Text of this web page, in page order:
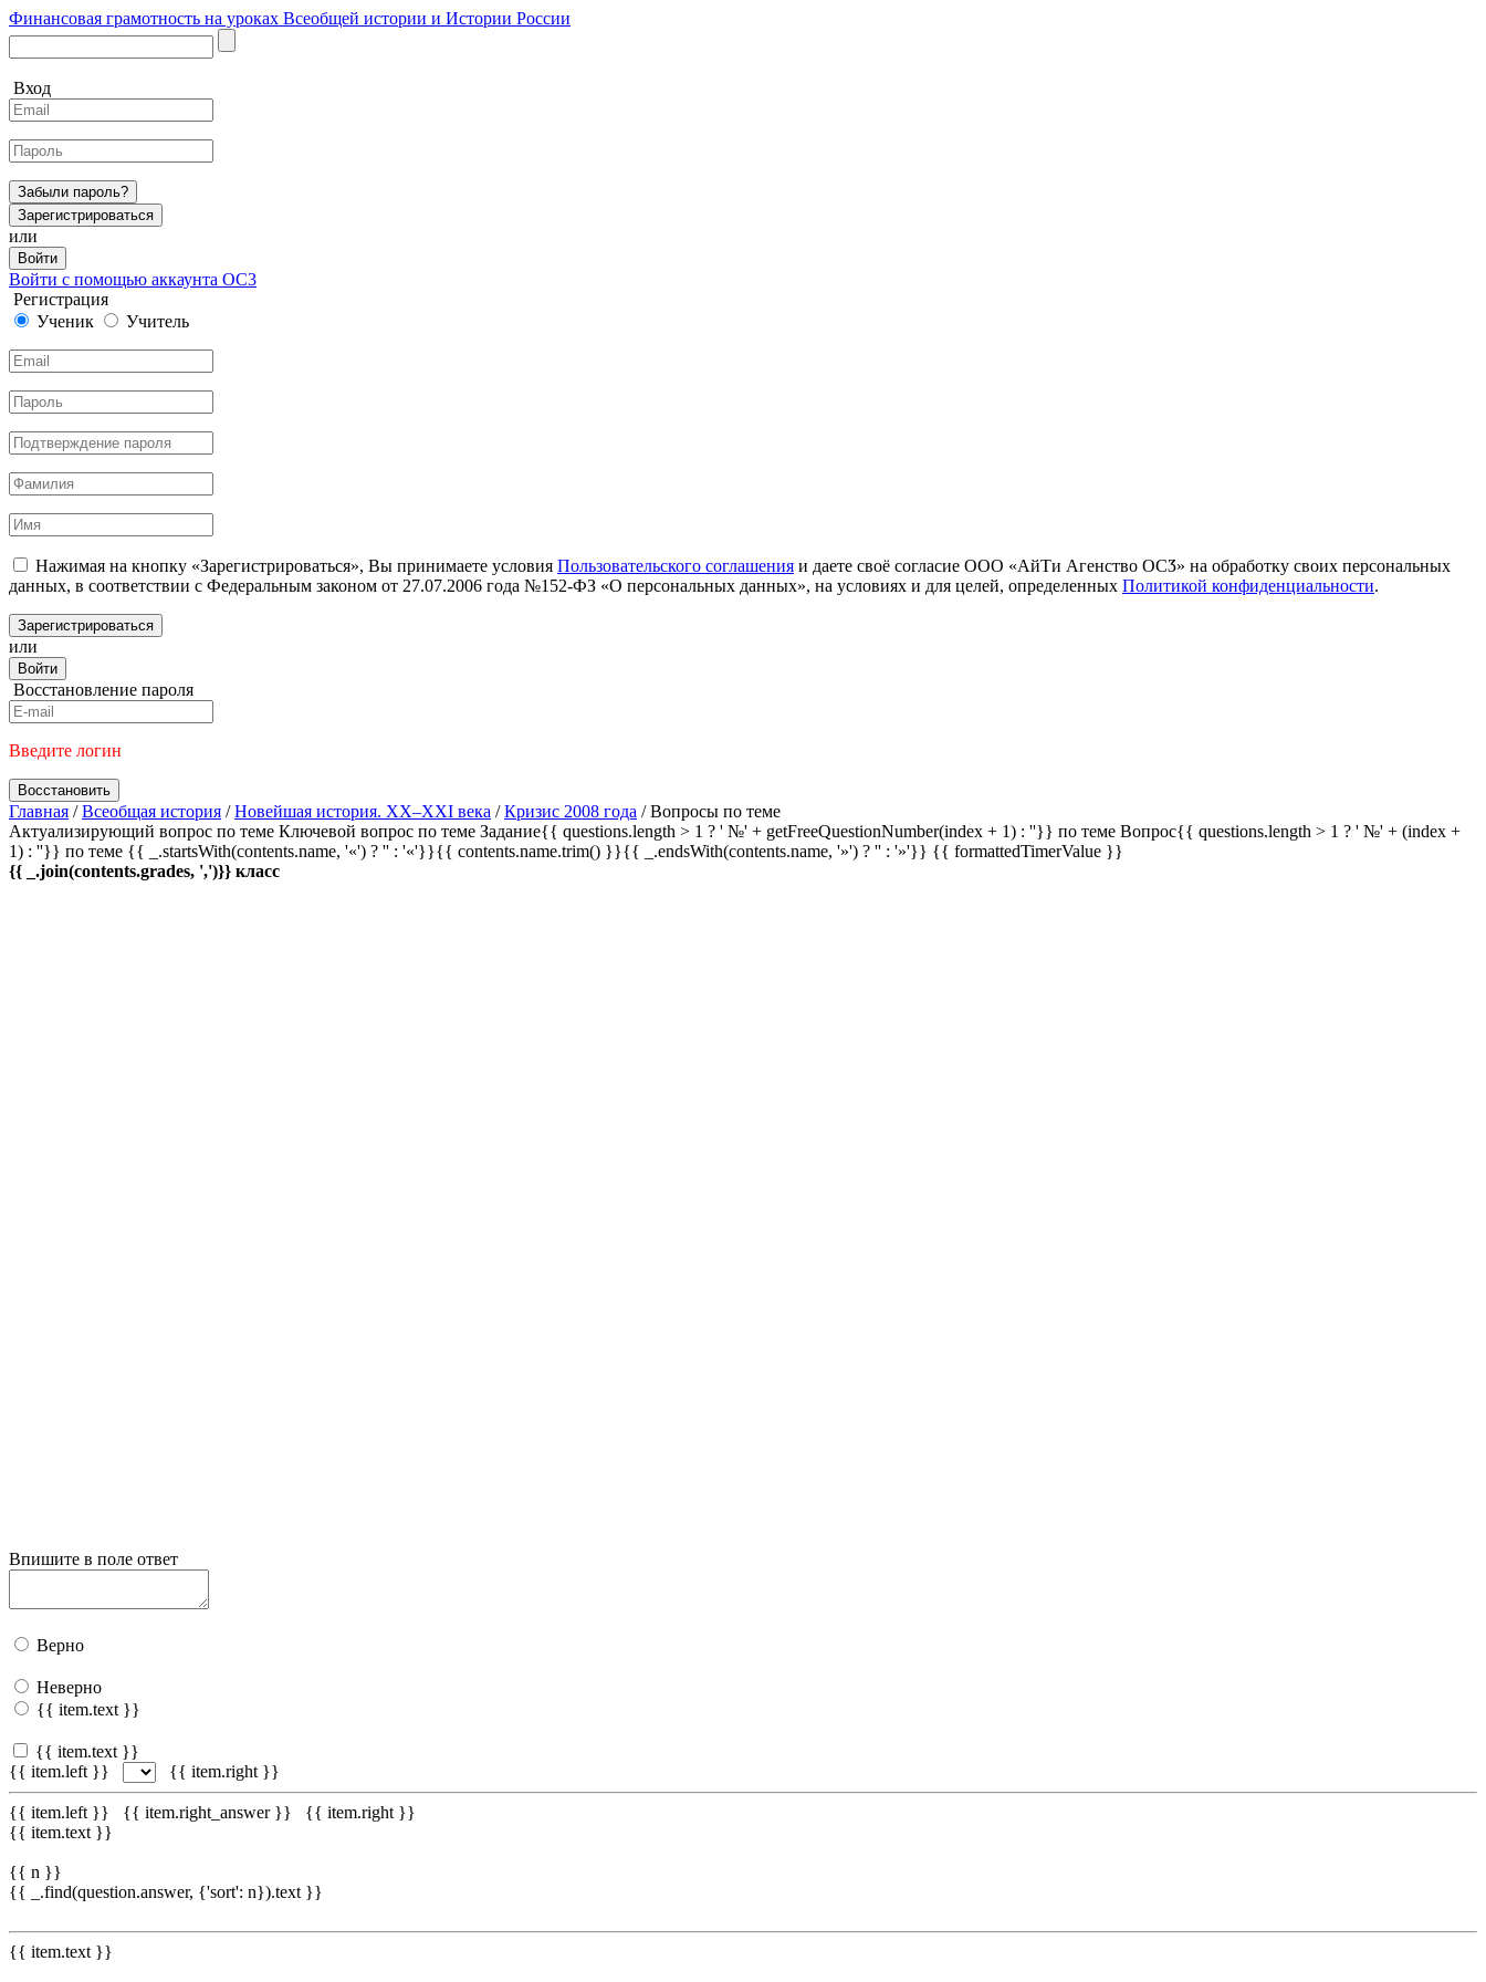
Финансовая грамотность на уроках Всеобщей истории и Истории России
Вход
Забыли пароль?
Зарегистрироваться
или
Войти
Войти с помощью аккаунта ОС3
Регистрация
Ученик
Учитель
Нажимая на кнопку «Зарегистрироваться», Вы принимаете условия Пользовательского соглашения и даете своё согласие ООО «АйТи Агенство ОСӠ» на обработку своих персональных
данных, в соответствии с Федеральным законом от 27.07.2006 года №152-ФЗ «О персональных данных», на условиях и для целей, определенных Политикой конфиденциальности.
Зарегистрироваться
или
Войти
Восстановление пароля
Введите логин
Восстановить
Главная / Всеобщая история / Новейшая история. XX–XXI века / Кризис 2008 года / Вопросы по теме
Актуализирующий вопрос по теме Ключевой вопрос по теме Задание{{ questions.length > 1 ? ' №' + getFreeQuestionNumber(index + 1) : ''}} по теме Вопрос{{ questions.length > 1 ? ' №' + (index +
1) : ''}} по теме {{ _.startsWith(contents.name, '«') ? '' : '«'}}{{ contents.name.trim() }}{{ _.endsWith(contents.name, '»') ? '' : '»'}} {{ formattedTimerValue }}
{{ _.join(contents.grades, ',')}} класс
Впишите в поле ответ
Верно
Неверно
{{ item.text }}
{{ item.text }}
{{ item.left }}
{{ item.right }}
{{ item.left }} {{ item.right_answer }}
{{ item.right }}
{{ item.text }}
{{ n }}
{{ _.find(question.answer, {'sort': n}).text }}
{{ item.text }}